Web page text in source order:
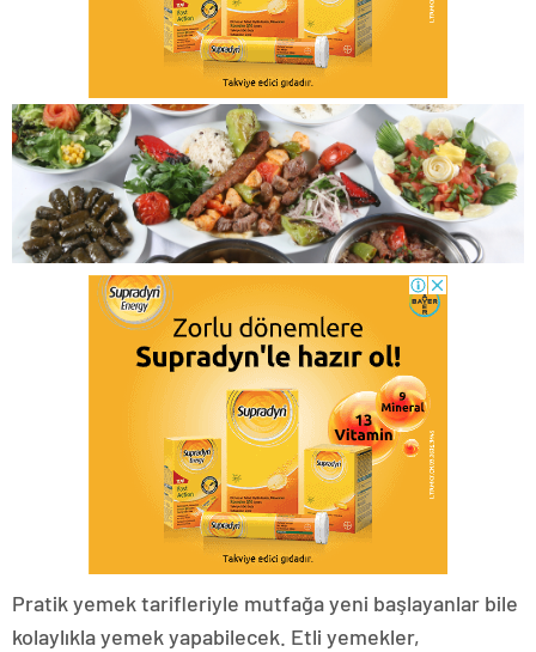
Pratik yemek tarifleriyle mutfağa yeni başlayanlar bile
kolaylıkla yemek yapabilecek. Etli yemekler,